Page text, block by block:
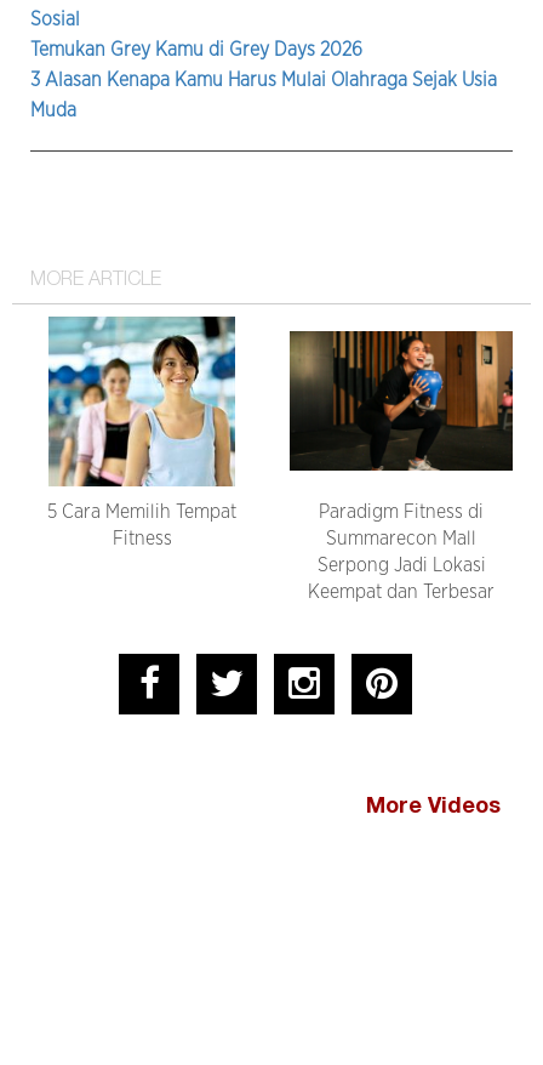
Sosial
Temukan Grey Kamu di Grey Days 2026
3 Alasan Kenapa Kamu Harus Mulai Olahraga Sejak Usia
Muda
MORE ARTICLE
5 Cara Memilih Tempat
Fitness
Paradigm Fitness di
Summarecon Mall
Serpong Jadi Lokasi
Keempat dan Terbesar
More Videos